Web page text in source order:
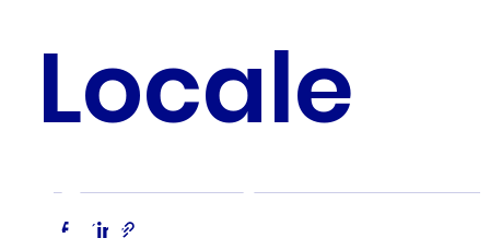
Locale
Aggiorn